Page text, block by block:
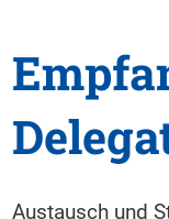
Austausch und